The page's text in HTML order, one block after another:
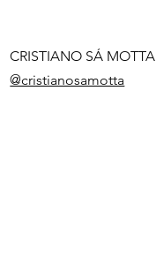
CRISTIANO SÁ MOTTA
@cristianosamotta